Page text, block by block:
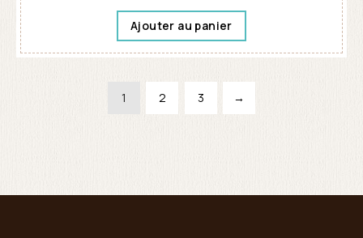
Ajouter au panier
1 2 3 →